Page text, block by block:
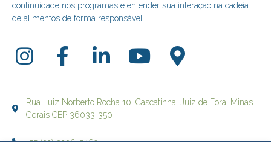
continuidade nos programas e entender sua interação na cadeia
de alimentos de forma responsável.
Rua Luiz Norberto Rocha 10, Cascatinha, Juiz de Fora, Minas
Gerais CEP 36033-350